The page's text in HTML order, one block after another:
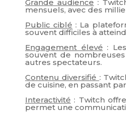
Grande audience :
mensuels, avec des
Public ciblé : La
souvent difficiles à
Engagement élevé :
souvent de
autres spectateurs.
Contenu diversifié :
de cuisine, en passant
Interactivité : Twitch
permet une